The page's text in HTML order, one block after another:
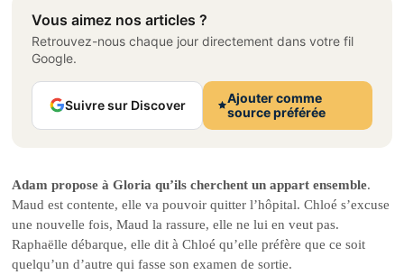
Vous aimez nos articles ?
Retrouvez-nous chaque jour directement dans votre fil
Google.
Suivre sur Discover
Ajouter comme
source préférée
Adam propose à Gloria qu’ils cherchent un appart ensemble.
Maud est contente, elle va pouvoir quitter l’hôpital. Chloé s’excuse
une nouvelle fois, Maud la rassure, elle ne lui en veut pas.
Raphaëlle débarque, elle dit à Chloé qu’elle préfère que ce soit
quelqu’un d’autre qui fasse son examen de sortie.